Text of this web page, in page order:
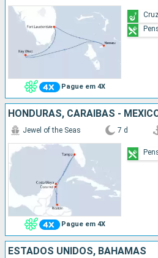
Pague em 4X
Pague em 4X
Jewel of the Seas 7 d
ESTADOS UNIDOS, BAHAMAS